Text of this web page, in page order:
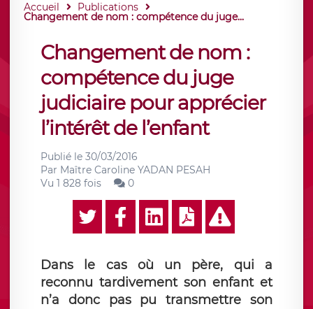
Accueil Publications
Changement de nom : compétence du juge...
Changement de nom :
compétence du juge
judiciaire pour apprécier
l’intérêt de l’enfant
Publié le 30/03/2016
Par Maître Caroline YADAN PESAH
Vu 1 828 fois
0
Dans le cas où un père, qui a
reconnu tardivement son enfant et
n’a donc pas pu transmettre son